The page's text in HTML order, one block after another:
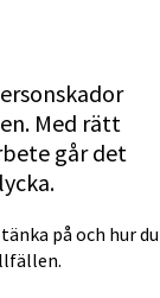
Med rätt
går det
på och hur du